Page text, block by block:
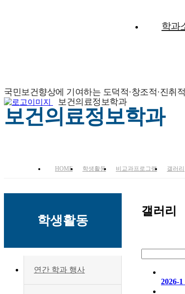
보건의료정보학과
학과
국민보건향상에 기여하는 도덕적·창조적·진취
보건의료정보학과
HOME 학생활동 비교과프로그램 갤러리
학생활동
연간 학과 행사
갤러리
2026-